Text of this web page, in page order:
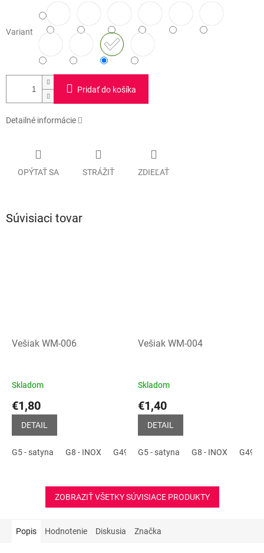
Variant
Pridať do košíka
Detailné informácie
OPÝTAŤ SA STRÁŽIŤ ZDIEĽAŤ
Súvisiaci tovar
Vešiak WM-006
Skladom
€1,80
DETAIL
G5 - satyna G8 - INOX G49 - staré striebro P2 - čierna matná
Vešiak WM-004
Skladom
€1,40
DETAIL
G5 - satyna G8 - INOX G49 -
ZOBRAZIŤ VŠETKY SÚVISIACE PRODUKTY
Popis Hodnotenie Diskusia Značka